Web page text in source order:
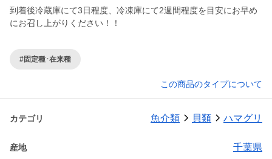
到着後冷蔵庫にて3日程度、冷凍庫にて2週間程度を目安にお早め
にお召し上がりください！！
#固定種･在来種
この商品のタイプについて
カテゴリ 魚介類 貝類 ハマグリ
産地 千葉県